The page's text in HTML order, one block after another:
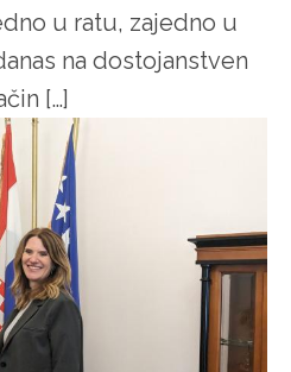
u ratu, zajedno u
na dostojanstven
[…]